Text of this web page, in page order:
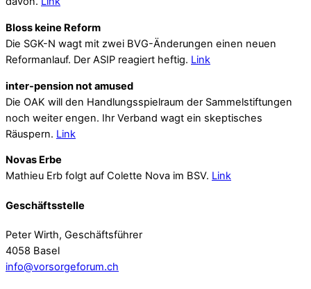
Bloss keine Reform
Die SGK-N wagt mit zwei BVG-Änderungen einen neuen
Reformanlauf. Der ASIP reagiert heftig. Link
inter-pension not amused
Die OAK will den Handlungsspielraum der Sammelstiftungen
noch weiter engen. Ihr Verband wagt ein skeptisches
Räuspern. Link
Novas Erbe
Mathieu Erb folgt auf Colette Nova im BSV. Link
Geschäftsstelle
Peter Wirth, Geschäftsführer
4058 Basel
info@vorsorgeforum.ch